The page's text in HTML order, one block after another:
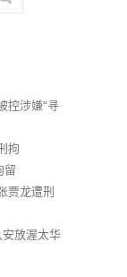
控涉嫌“寻
拘
留
贾龙遭刑
安放渥太华